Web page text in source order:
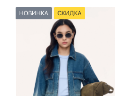
НОВИНКА СКИДКА